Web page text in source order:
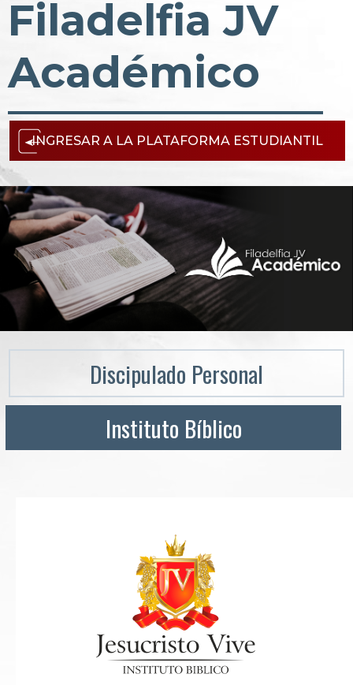
Filadelfia JV
Académico
INGRESAR A LA PLATAFORMA ESTUDIANTIL
Discipulado Personal
Instituto Bíblico